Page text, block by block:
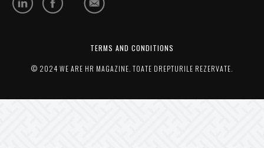
TERMS AND CONDITIONS
© 2024 WE ARE HR MAGAZINE. TOATE DREPTURILE REZERVATE.